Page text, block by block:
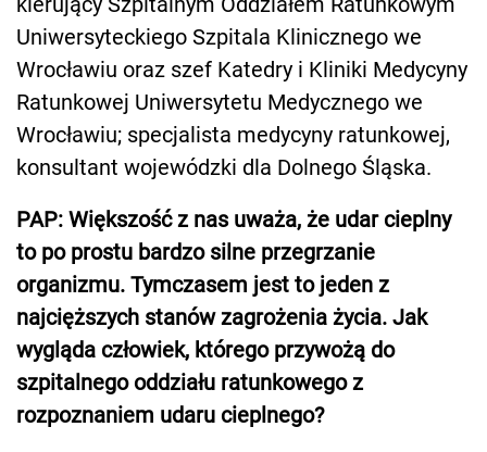
Uniwersyteckiego Szpitala Klinicznego we
Wrocławiu oraz szef Katedry i Kliniki Medycyny
Ratunkowej Uniwersytetu Medycznego we
Wrocławiu; specjalista medycyny ratunkowej,
konsultant wojewódzki dla Dolnego Śląska.
PAP: Większość z nas uważa, że udar cieplny
to po prostu bardzo silne przegrzanie
organizmu. Tymczasem jest to jeden z
najcięższych stanów zagrożenia życia. Jak
wygląda człowiek, którego przywożą do
szpitalnego oddziału ratunkowego z
rozpoznaniem udaru cieplnego?